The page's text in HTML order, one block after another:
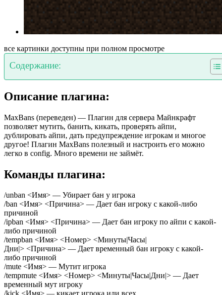
все картинки доступны при полном просмотре
Содержание:
Описание плагина:
MaxBans (переведен) — Плагин для сервера Майнкрафт
позволяет мутить, банить, кикать, проверять айпи,
дублировать айпи, дать предупреждение игрокам и многое
другое! Плагин MaxBans полезный и настроить его можно
легко в config. Много времени не займёт.
Команды плагина:
/unban <Имя> — Убирает бан у игрока
/ban <Имя> <Причина> — Дает бан игроку с какой-либо
причиной
/ipban <Имя> <Причина> — Дает бан игроку по айпи с какой-
либо причиной
/tempban <Имя> <Номер> <Минуты|Часы|
Дни|> <Причина> — Дает временный бан игроку с какой-
либо причиной
/mute <Имя> — Мутит игрока
/tempmute <Имя> <Номер> <Минуты|Часы|Дни|> — Дает
временный мут игроку